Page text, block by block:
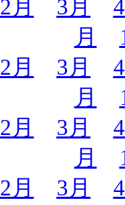
2月 3月
月
2月 3月
月
2月 3月
月
2月 3月